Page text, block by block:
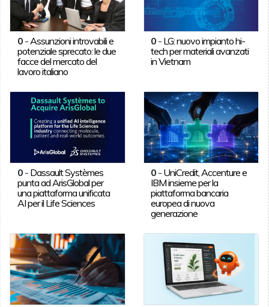
0- Assunzioni introvabili e
potenziale sprecato: le due
facce del mercato del
lavoro italiano
0 - LG: nuovo impianto hi-
tech per materiali avanzati
in Vietnam
0- Dassault Systèmes
punta ad ArisGlobal per
una piattaforma unificata
AI per il Life Sciences
0 - UniCredit, Accenture e
IBM insieme per la
piattaforma bancaria
europea di nuova
generazione